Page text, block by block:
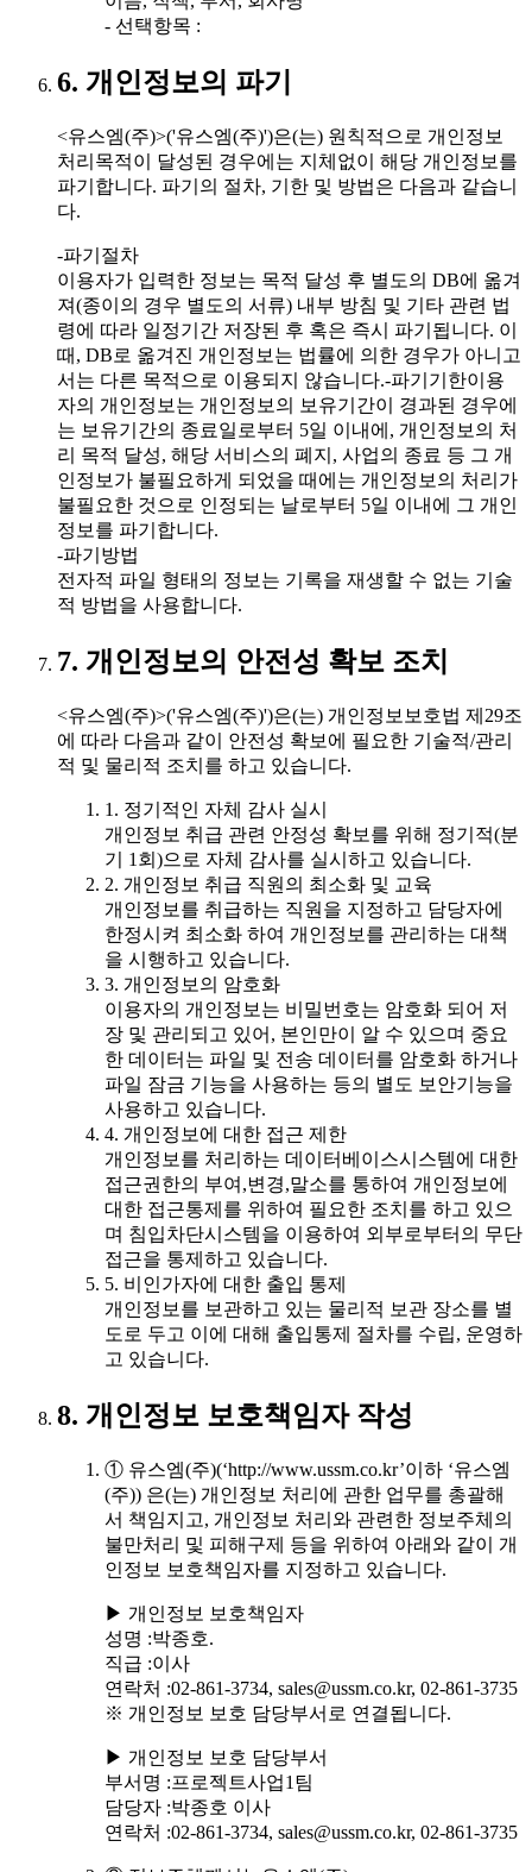
- 선택항목 :
6. 개인정보의 파기
<유스엠(주)>('유스엠(주)')은(는) 원칙적으로 개인정보
처리목적이 달성된 경우에는 지체없이 해당 개인정보를
파기합니다. 파기의 절차, 기한 및 방법은 다음과 같습니
다.
-파기절차
이용자가 입력한 정보는 목적 달성 후 별도의 DB에 옮겨
져(종이의 경우 별도의 서류) 내부 방침 및 기타 관련 법
령에 따라 일정기간 저장된 후 혹은 즉시 파기됩니다. 이
때, DB로 옮겨진 개인정보는 법률에 의한 경우가 아니고
서는 다른 목적으로 이용되지 않습니다.-파기기한이용
자의 개인정보는 개인정보의 보유기간이 경과된 경우에
는 보유기간의 종료일로부터 5일 이내에, 개인정보의 처
리 목적 달성, 해당 서비스의 폐지, 사업의 종료 등 그 개
인정보가 불필요하게 되었을 때에는 개인정보의 처리가
불필요한 것으로 인정되는 날로부터 5일 이내에 그 개인
정보를 파기합니다.
-파기방법
전자적 파일 형태의 정보는 기록을 재생할 수 없는 기술
적 방법을 사용합니다.
7. 개인정보의 안전성 확보 조치
<유스엠(주)>('유스엠(주)')은(는) 개인정보보호법 제29조
에 따라 다음과 같이 안전성 확보에 필요한 기술적/관리
적 및 물리적 조치를 하고 있습니다.
1. 정기적인 자체 감사 실시
개인정보 취급 관련 안정성 확보를 위해 정기적(분
기 1회)으로 자체 감사를 실시하고 있습니다.
2. 개인정보 취급 직원의 최소화 및 교육
개인정보를 취급하는 직원을 지정하고 담당자에
한정시켜 최소화 하여 개인정보를 관리하는 대책
을 시행하고 있습니다.
3. 개인정보의 암호화
이용자의 개인정보는 비밀번호는 암호화 되어 저
장 및 관리되고 있어, 본인만이 알 수 있으며 중요
한 데이터는 파일 및 전송 데이터를 암호화 하거나
파일 잠금 기능을 사용하는 등의 별도 보안기능을
사용하고 있습니다.
4. 개인정보에 대한 접근 제한
개인정보를 처리하는 데이터베이스시스템에 대한
접근권한의 부여,변경,말소를 통하여 개인정보에
대한 접근통제를 위하여 필요한 조치를 하고 있으
며 침입차단시스템을 이용하여 외부로부터의 무단
접근을 통제하고 있습니다.
5. 비인가자에 대한 출입 통제
개인정보를 보관하고 있는 물리적 보관 장소를 별
도로 두고 이에 대해 출입통제 절차를 수립, 운영하
고 있습니다.
8. 개인정보 보호책임자 작성
① 유스엠(주)(‘http://www.ussm.co.kr’이하 ‘유스엠
(주)) 은(는) 개인정보 처리에 관한 업무를 총괄해
서 책임지고, 개인정보 처리와 관련한 정보주체의
불만처리 및 피해구제 등을 위하여 아래와 같이 개
인정보 보호책임자를 지정하고 있습니다.
▶ 개인정보 보호책임자
성명 :박종호.
직급 :이사
연락처 :02-861-3734, sales@ussm.co.kr, 02-861-3735
※ 개인정보 보호 담당부서로 연결됩니다.
▶ 개인정보 보호 담당부서
부서명 :프로젝트사업1팀
담당자 :박종호 이사
연락처 :02-861-3734, sales@ussm.co.kr, 02-861-3735